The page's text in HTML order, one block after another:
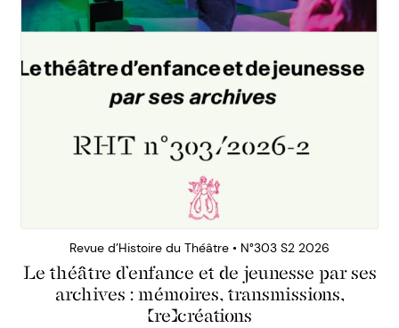
Revue d’Histoire du Théâtre • N°303 S2 2026
Le théâtre d’enfance et de jeunesse par ses
archives : mémoires, transmissions,
(re)créations